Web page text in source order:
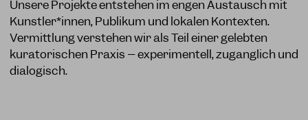
Unsere Projekte entstehen im engen Austausch mit
Künstler*innen, Publikum und lokalen Kontexten.
Vermittlung verstehen wir als Teil einer gelebten
kuratorischen Praxis – experimentell, zugänglich und
dialogisch.